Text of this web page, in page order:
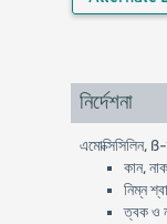
নির্দেশনা
এমোক্সিসিলিন,
কান,
নিম্ন
ত্বক ও